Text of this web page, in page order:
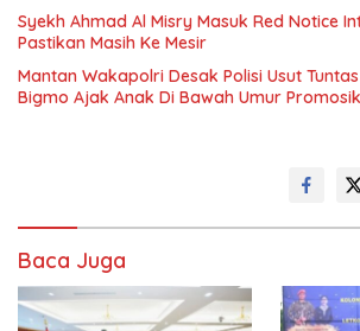
Syekh Ahmad Al Misry Masuk Red Notice
Pastikan Masih Ke Mesir
Mantan Wakapolri Desak Polisi Usut
Bigmo Ajak Anak Di Bawah Umur
Baca Juga